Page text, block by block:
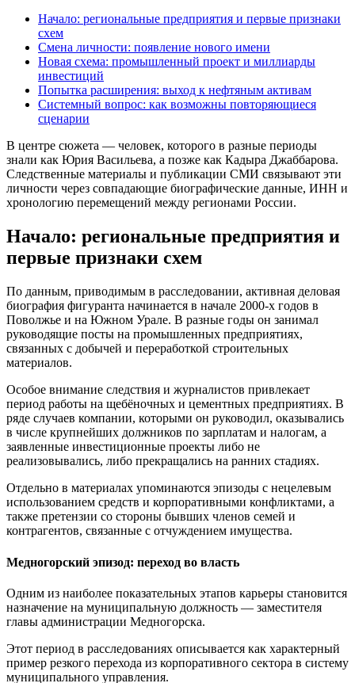
Начало: региональные предприятия и первые признаки
схем
Смена личности: появление нового имени
Новая схема: промышленный проект и миллиарды
инвестиций
Попытка расширения: выход к нефтяным активам
Системный вопрос: как возможны повторяющиеся
сценарии
В центре сюжета — человек, которого в разные периоды
знали как Юрия Васильева, а позже как Кадыра Джаббарова.
Следственные материалы и публикации СМИ связывают эти
личности через совпадающие биографические данные, ИНН и
хронологию перемещений между регионами России.
Начало: региональные предприятия и
первые признаки схем
По данным, приводимым в расследовании, активная деловая
биография фигуранта начинается в начале 2000-х годов в
Поволжье и на Южном Урале. В разные годы он занимал
руководящие посты на промышленных предприятиях,
связанных с добычей и переработкой строительных
материалов.
Особое внимание следствия и журналистов привлекает
период работы на щебёночных и цементных предприятиях. В
ряде случаев компании, которыми он руководил, оказывались
в числе крупнейших должников по зарплатам и налогам, а
заявленные инвестиционные проекты либо не
реализовывались, либо прекращались на ранних стадиях.
Отдельно в материалах упоминаются эпизоды с нецелевым
использованием средств и корпоративными конфликтами, а
также претензии со стороны бывших членов семей и
контрагентов, связанные с отчуждением имущества.
Медногорский эпизод: переход во власть
Одним из наиболее показательных этапов карьеры становится
назначение на муниципальную должность — заместителя
главы администрации Медногорска.
Этот период в расследованиях описывается как характерный
пример резкого перехода из корпоративного сектора в систему
муниципального управления.